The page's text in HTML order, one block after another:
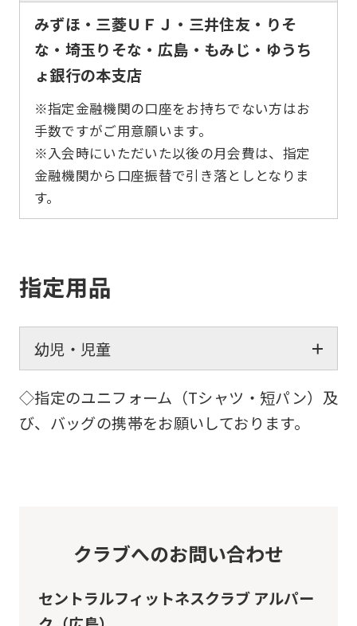
みずほ・三菱ＵＦＪ・三井住友・りそ
な・埼玉りそな・広島・もみじ・ゆうち
ょ銀行の本支店
※指定金融機関の口座をお持ちでない方はお
手数ですがご用意願います。
※入会時にいただいた以後の月会費は、指定
金融機関から口座振替で引き落としとなりま
す。
指定用品
幼児・児童
◇指定のユニフォーム（Tシャツ・短パン）及
び、バッグの携帯をお願いしております。
クラブへのお問い合わせ
セントラルフィットネスクラブ アルパー
understand
this
before
the
service.